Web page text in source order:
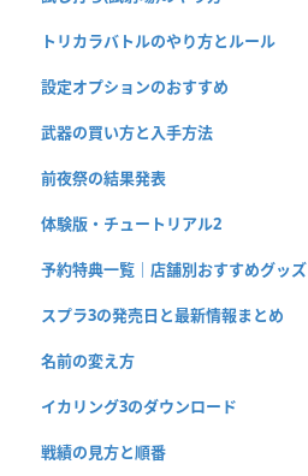
トリカラバトルのやり方とルール
設定オプションのおすすめ
武器の買い方と入手方法
前夜祭の結果発表
体験版・チュートリアル2
予約特典一覧｜店舗別おすすめグッズ
スプラ3の発売日と最新情報まとめ
名前の変え方
イカリング3のダウンロード
戦績の見方と順番